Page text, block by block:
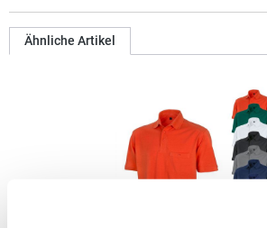
Ähnliche Artikel